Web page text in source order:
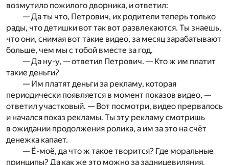
возмутило пожилого дворника, и ответил:
— Да ты что, Петрович, их родители теперь только
рады, что детишки вот так вот развлекаются. Ты знаешь,
что они, снимая вот такие видео, за месяц зарабатывают
больше, чем мы с тобой вместе за год.
— Да ну-у, — ответил Петрович. — Кто ж им платит
такие деньги?
— Им платят деньги за рекламу, которая
периодически появляется в момент показов видео, —
ответил участковый. — Вот посмотри, видео прервалось
и начался показ рекламы. Ты эту рекламу смотришь
в ожидании продолжения ролика, а им за это на счёт
денежка капает.
— Ё-моё, да что ж такое творится? Где моральные
принципы? Да как же это можно за задницевиляния,